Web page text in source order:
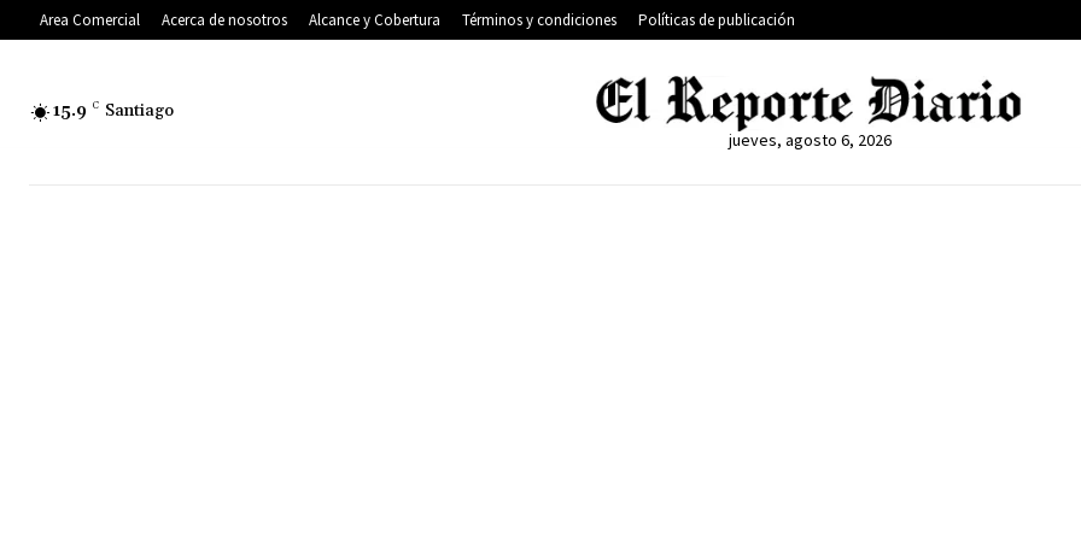
Area Comercial Acerca de nosotros Alcance y Cobertura Términos y condiciones Políticas de publicación
15.9 C Santiago
jueves, agosto 6, 2026